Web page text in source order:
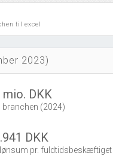
til excel
2023)
mio. DKK
branchen (2024)
DKK
pr. fuldtidsbeskæftiget